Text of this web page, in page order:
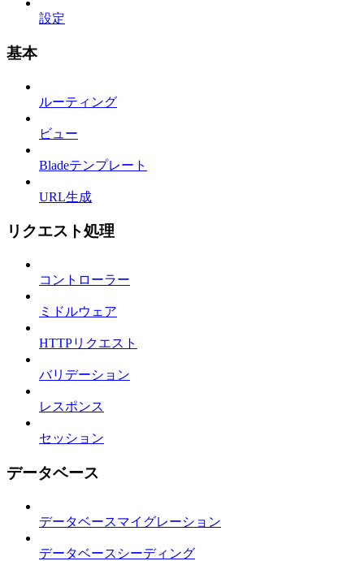
設定
基本
ルーティング
ビュー
Bladeテンプレート
URL生成
リクエスト処理
コントローラー
ミドルウェア
HTTPリクエスト
バリデーション
レスポンス
セッション
データベース
データベースマイグレーション
データベースシーディング